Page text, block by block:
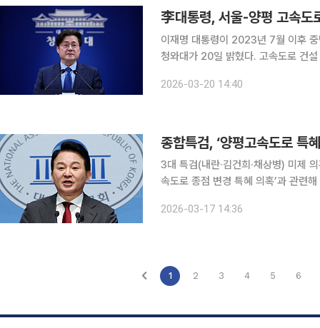
李대통령, 서울-양평 고속
이재명 대통령이 2023년 7월 이후
청와대가 20일 밝혔다. 고속도로 건
~양평 고속도로 건설) 사업 재개를 위
2026-03-20 14:40
종합특검, ‘양평고속도로 특
3대 특검(내란·김건희·채상병) 미제
속도로 종점 변경 특혜 의혹’과 관련
2026-03-17 14:36
1 2 3 4 5 6